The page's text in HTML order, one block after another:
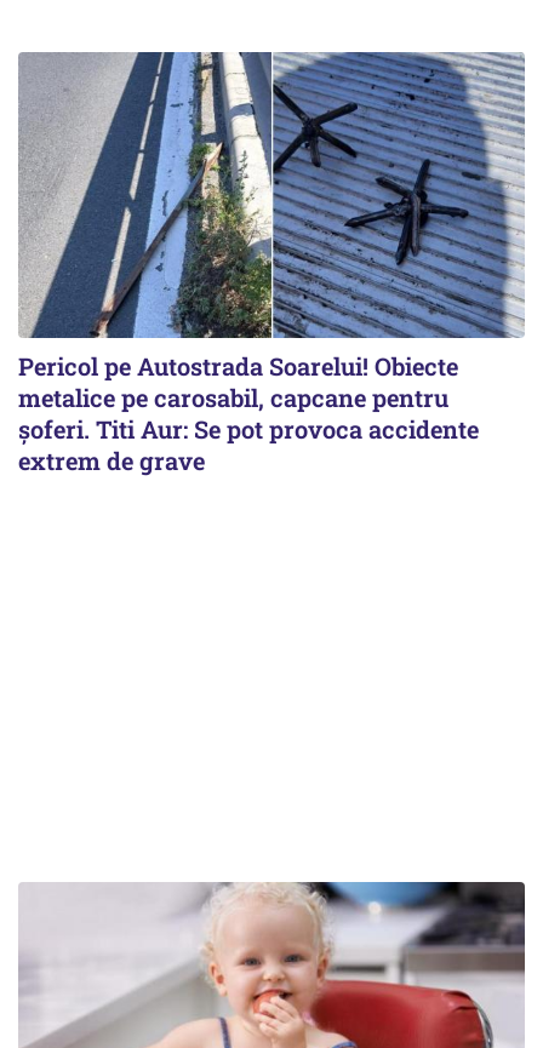
Pericol pe Autostrada Soarelui! Obiecte
metalice pe carosabil, capcane pentru
șoferi. Titi Aur: Se pot provoca accidente
extrem de grave